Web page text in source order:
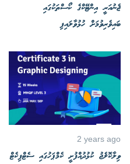
ޖެނުއަރީ އިންޓޭކްގެ ކޯސްތަކުގައި
ބައިވެރިވުމަށް ހުޅުވާލައިފި
2 years ago
ވިލާކޮލެޖު ކުޅުދުއްފުށީ ކެމްޕަހުގައި ސެޓްފިކެޓް